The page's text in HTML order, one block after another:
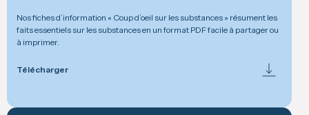
Nos fiches d’information « Coup d’oeil sur les substances » résument les
faits essentiels sur les substances en un format PDF facile à partager ou
à imprimer.
Télécharger